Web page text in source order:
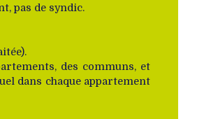
pas de syndic.
des communs, et
dans chaque appartement